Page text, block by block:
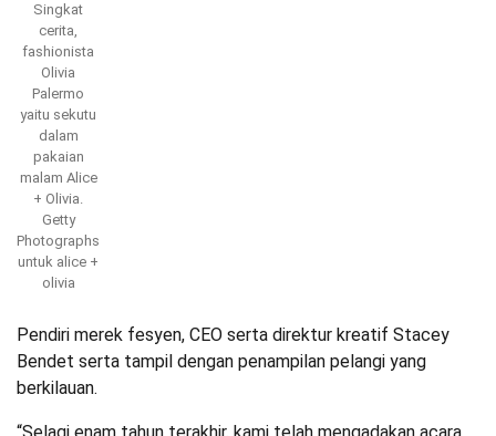
Singkat
cerita,
fashionista
Olivia
Palermo
yaitu sekutu
dalam
pakaian
malam Alice
+ Olivia.
Getty
Photographs
untuk alice +
olivia
Pendiri merek fesyen, CEO serta direktur kreatif Stacey
Bendet serta tampil dengan penampilan pelangi yang
berkilauan.